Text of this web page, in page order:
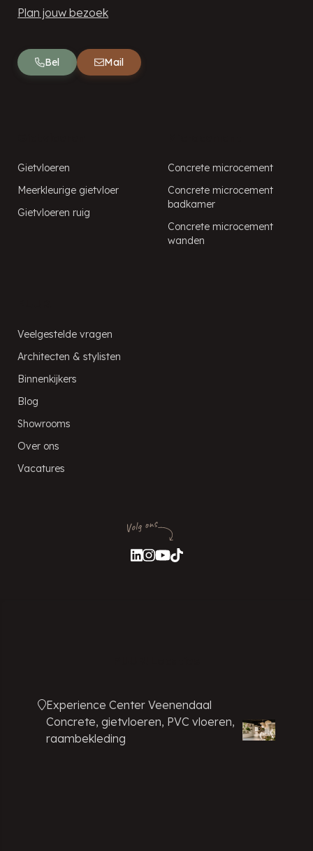
Volg ons
Plan jouw bezoek
Bel Mail
Gietvloeren
Meerkleurige gietvloer
Gietvloeren ruig
Concrete microcement
Concrete microcement
badkamer
Concrete microcement
wanden
Veelgestelde vragen
Architecten & stylisten
Binnenkijkers
Blog
Showrooms
Over ons
Vacatures
Experience Center Veenendaal
Concrete, gietvloeren, PVC vloeren,
raambekleding